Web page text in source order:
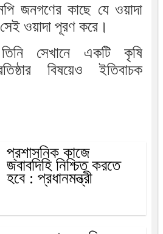
জনগণের কাছে যে ওয়াদা
ওয়াদা পূরণ করে।
সেখানে একটি কৃষি
বিষয়েও ইতিবাচক
প্রশাসনিক কাজে
জবাবদিহি নিশ্চিত করতে
হবে : প্রধানমন্ত্রী